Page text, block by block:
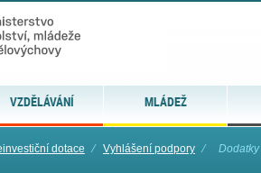
VZDĚLÁVÁNÍ MLÁDEŽ
dotace ⁄ Vyhlášení podpory ⁄